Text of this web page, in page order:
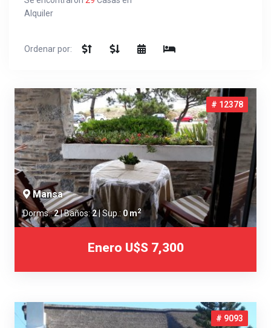
Alquiler
Ordenar por:
# 12378
Mansa
Dorms.:2| Baños:2| Sup.: 0 m2
Enero U$S 7,300
# 9093